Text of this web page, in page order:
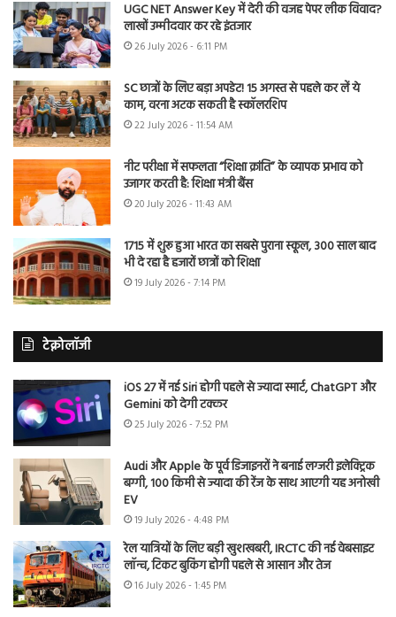
UGC NET Answer Key में देरी की वजह पेपर लीक विवाद?
लाखों उम्मीदवार कर रहे इंतजार
26 July 2026 - 6:11 PM
SC छात्रों के लिए बड़ा अपडेट! 15 अगस्त से पहले कर लें ये
काम, वरना अटक सकती है स्कॉलरशिप
22 July 2026 - 11:54 AM
नीट परीक्षा में सफलता “शिक्षा क्रांति” के व्यापक प्रभाव को
उजागर करती है: शिक्षा मंत्री बैंस
20 July 2026 - 11:43 AM
1715 में शुरू हुआ भारत का सबसे पुराना स्कूल, 300 साल बाद
भी दे रहा है हजारों छात्रों को शिक्षा
19 July 2026 - 7:14 PM
टेक्नोलॉजी
iOS 27 में नई Siri होगी पहले से ज्यादा स्मार्ट, ChatGPT और
Gemini को देगी टक्कर
25 July 2026 - 7:52 PM
Audi और Apple के पूर्व डिजाइनरों ने बनाई लग्जरी इलेक्ट्रिक
बग्गी, 100 किमी से ज्यादा की रेंज के साथ आएगी यह अनोखी
EV
19 July 2026 - 4:48 PM
रेल यात्रियों के लिए बड़ी खुशखबरी, IRCTC की नई वेबसाइट
लॉन्च, टिकट बुकिंग होगी पहले से आसान और तेज
16 July 2026 - 1:45 PM